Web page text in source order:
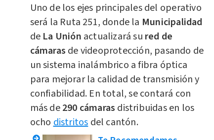
Uno de los ejes principales del operativo
será la Ruta 251, donde la Municipalidad
de La Unión actualizará su red de
cámaras de videoprotección, pasando de
un sistema inalámbrico a fibra óptica
para mejorar la calidad de transmisión y
confiabilidad. En total, se contará con
más de290 cámaras distribuidas en los
ocho distritos del cantón.